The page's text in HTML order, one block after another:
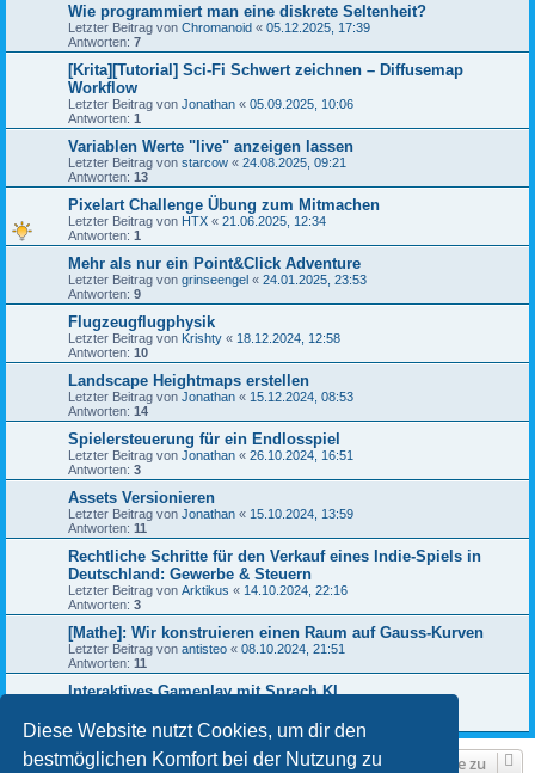
Diese Website nutzt Cookies, um dir den
bestmöglichen Komfort bei der Nutzung zu
Wie programmiert man eine diskrete Seltenheit?
Letzter Beitrag von Chromanoid « 05.12.2025, 17:39
Antworten: 7
[Krita][Tutorial] Sci-Fi Schwert zeichnen – Diffusemap
Workflow
Letzter Beitrag von Jonathan « 05.09.2025, 10:06
Antworten: 1
Variablen Werte "live" anzeigen lassen
Letzter Beitrag von starcow « 24.08.2025, 09:21
Antworten: 13
Pixelart Challenge Übung zum Mitmachen
Letzter Beitrag von HTX « 21.06.2025, 12:34
Antworten: 1
Mehr als nur ein Point&Click Adventure
Letzter Beitrag von grinseengel « 24.01.2025, 23:53
Antworten: 9
Flugzeugflugphysik
Letzter Beitrag von Krishty « 18.12.2024, 12:58
Antworten: 10
Landscape Heightmaps erstellen
Letzter Beitrag von Jonathan « 15.12.2024, 08:53
Antworten: 14
Spielersteuerung für ein Endlosspiel
Letzter Beitrag von Jonathan « 26.10.2024, 16:51
Antworten: 3
Assets Versionieren
Letzter Beitrag von Jonathan « 15.10.2024, 13:59
Antworten: 11
Rechtliche Schritte für den Verkauf eines Indie-Spiels in
Deutschland: Gewerbe & Steuern
Letzter Beitrag von Arktikus « 14.10.2024, 22:16
Antworten: 3
[Mathe]: Wir konstruieren einen Raum auf Gauss-Kurven
Letzter Beitrag von antisteo « 08.10.2024, 21:51
Antworten: 11
Interaktives Gameplay mit Sprach KI
Antworten:8
Gehe zu